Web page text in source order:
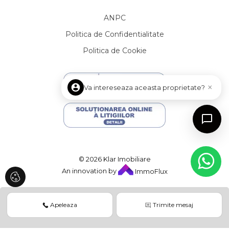
Apartamente de inchiriat in Cluj-Napoca Zorilor
Apartamente de inchiriat in Cluj-Napoca Andrei Muresanu
Apartamente de inchiriat in Cluj-Napoca Gheorgheni
Apartamente de inchiriat in Cluj-Napoca Centru
Apartamente de inchiriat in Floresti
Apartamente de inchiriat in Cluj-Napoca Plopilor
Apartamente de inchiriat in Cluj-Napoca Europa
Case de inchiriat
Case de inchiriat in Cluj-Napoca Andrei Muresanu
Case de inchiriat in Cluj-Napoca Zorilor
Case de inchiriat in Cluj-Napoca Faget
Case de inchiriat in Floresti
Case de inchiriat in Feleacu
Apeleaza Trimite mesaj
ANPC
Politica de Confidentialitate
Politica de Cookie
© 2026 Klar Imobiliare
An innovation by
ImmoFlux
Va intereseaza aceasta proprietate? ×